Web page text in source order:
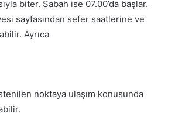
biter. Sabah ise 07.00’da başlar.
sayfasından sefer saatlerine ve
Ayrıca
noktaya ulaşım konusunda